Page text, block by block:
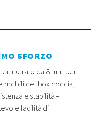
SFORZO
da 8 mm per
mobili del box doccia,
e stabilità –
facilità di